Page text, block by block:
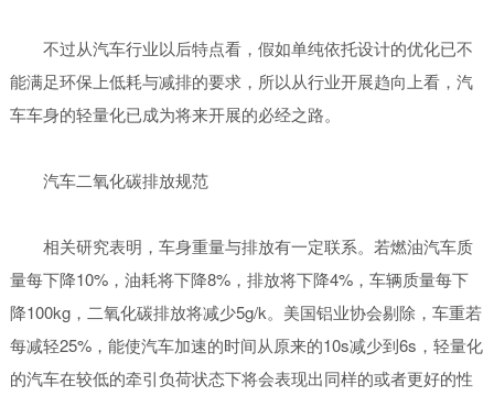
不过从汽车行业以后特点看，假如单纯依托设计的优化已不
能满足环保上低耗与减排的要求，所以从行业开展趋向上看，汽
车车身的轻量化已成为将来开展的必经之路。
汽车二氧化碳排放规范
相关研究表明，车身重量与排放有一定联系。若燃油汽车质
量每下降10%，油耗将下降8%，排放将下降4%，车辆质量每下
降100kg，二氧化碳排放将减少5g/k。美国铝业协会剔除，车重若
每减轻25%，能使汽车加速的时间从原来的10s减少到6s，轻量化
的汽车在较低的牵引负荷状态下将会表现出同样的或者更好的性